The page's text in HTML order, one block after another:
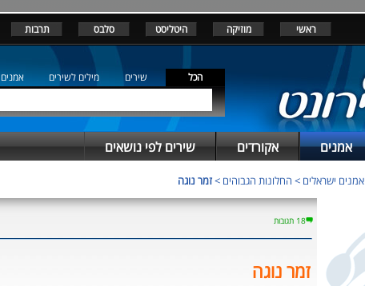
ראשי מוזיקה היטליסט סלבס תרבות
הכל שירים מילים לשירים אמנים
אמנים אקורדים שירים לפי נושאים
אמנים ישראלים > החלונות הגבוהים >זמר נוגה
18 תגובות
זמר נוגה